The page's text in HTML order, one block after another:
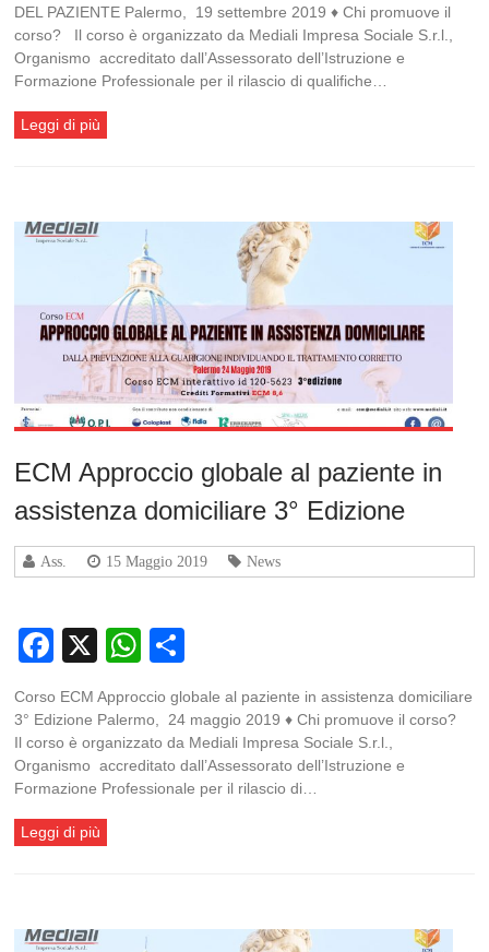
DEL PAZIENTE Palermo, 19 settembre 2019 ♦ Chi promuove il
corso? Il corso è organizzato da Mediali Impresa Sociale S.r.l.,
Organismo accreditato dall’Assessorato dell’Istruzione e
Formazione Professionale per il rilascio di qualifiche…
Leggi di più
ECM Approccio globale al paziente in
assistenza domiciliare 3° Edizione
Ass. 15 Maggio 2019 News
Facebook
X WhatsApp
Corso ECM Approccio globale al paziente in assistenza domiciliare
3° Edizione Palermo, 24 maggio 2019 ♦ Chi promuove il corso?
Il corso è organizzato da Mediali Impresa Sociale S.r.l.,
Organismo accreditato dall’Assessorato dell’Istruzione e
Formazione Professionale per il rilascio di…
Leggi di più